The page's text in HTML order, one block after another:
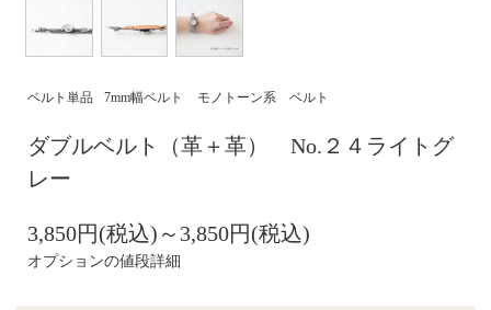
ベルト単品 7mm幅ベルト モノトーン系 ベルト
ダブルベルト（革＋革） No.２４ライトグ
レー
3,850円(税込)～3,850円(税込)
オプションの値段詳細